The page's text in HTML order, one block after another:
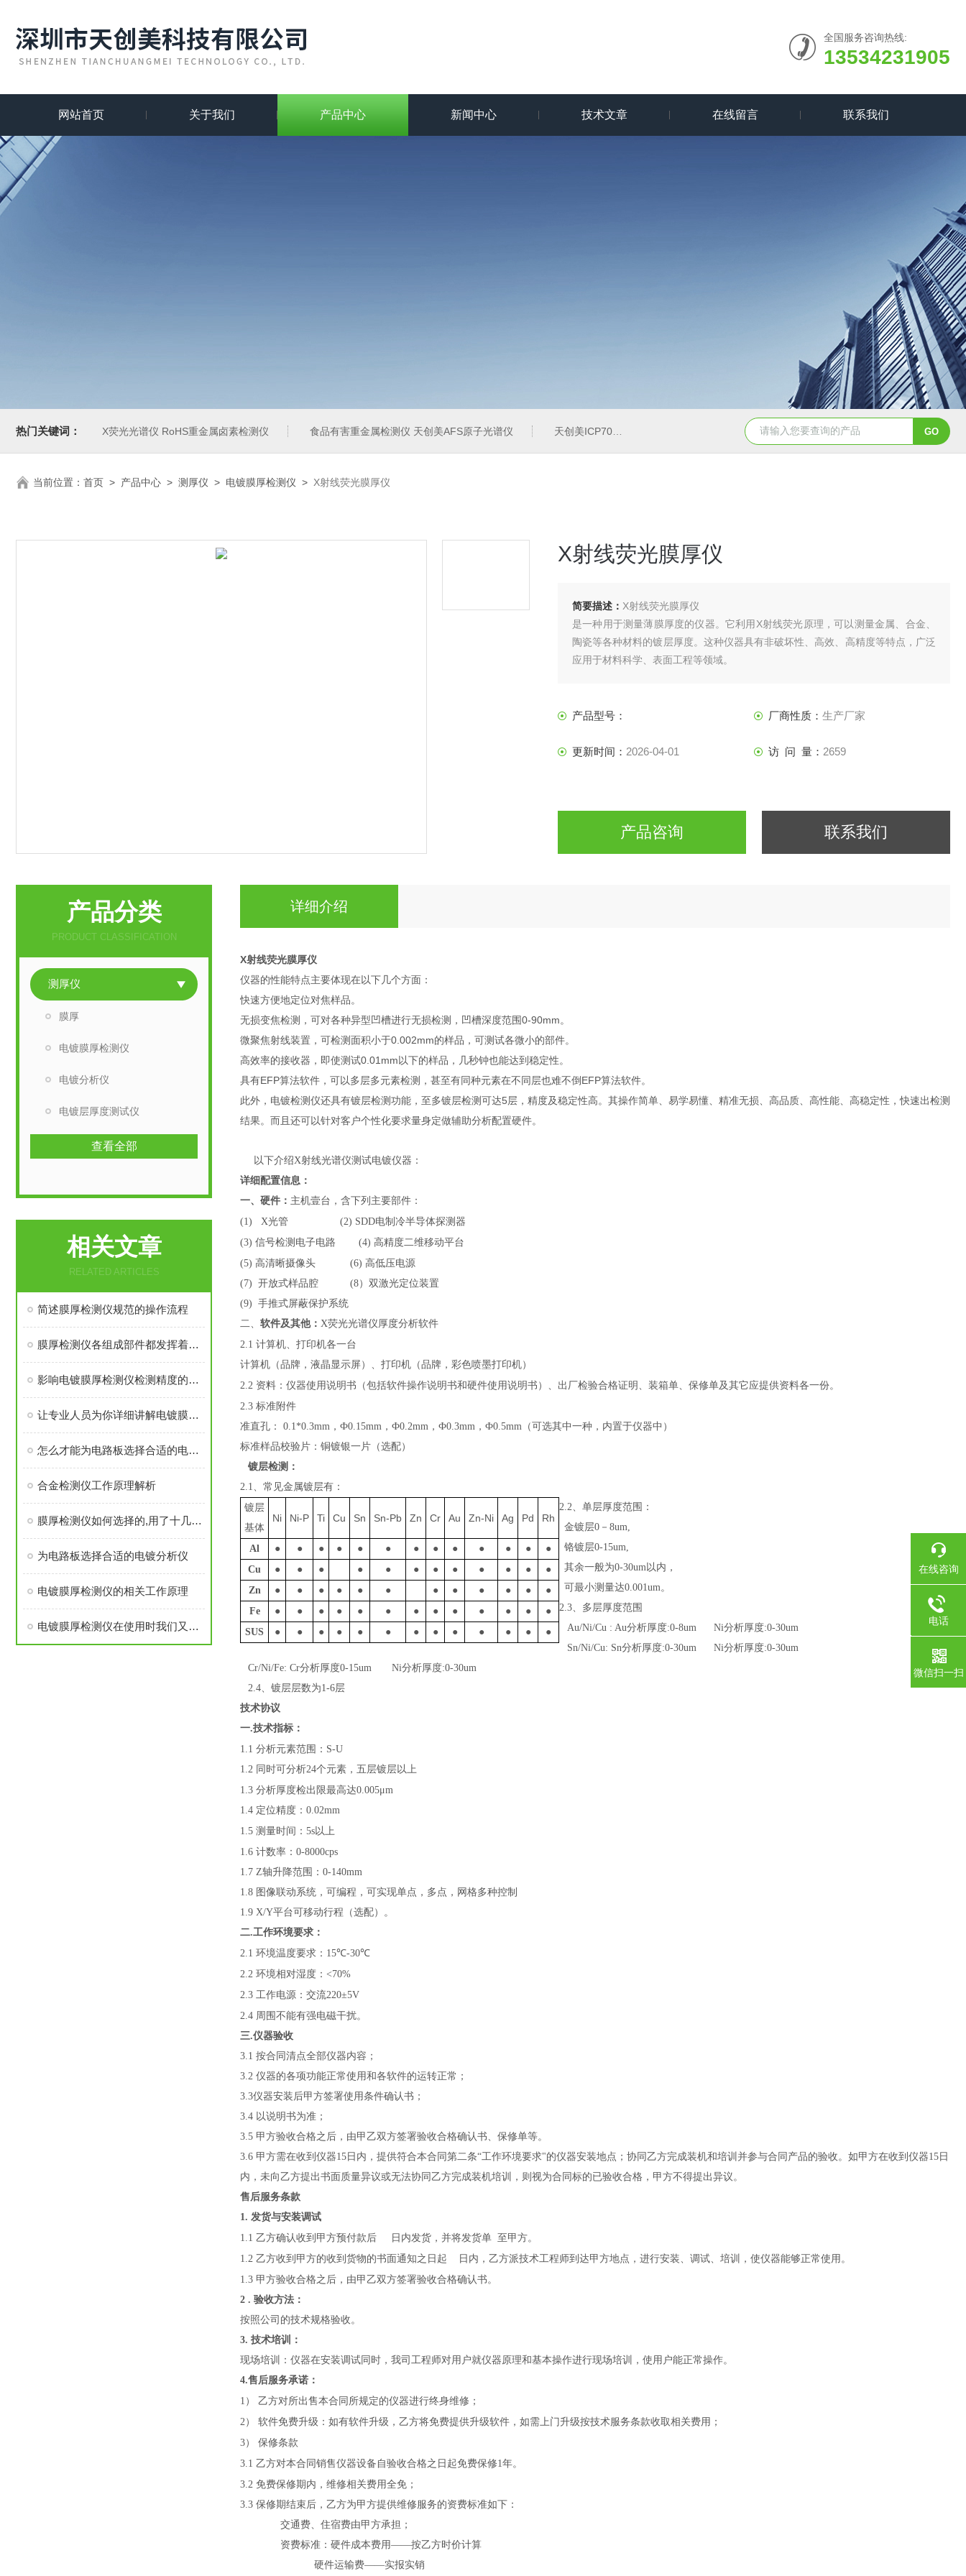
全国服务咨询热线:
13534231905
网站首页 关于我们 产品中心 新闻中心 技术文章 在线留言 联系我们
热门关键词： X荧光光谱仪 RoHS重金属卤素检测仪 食品有害重金属检测仪 天创美AFS原子光谱仪 天创美ICP700T电镀液中金属元素含量检测仪 天创美EDX1800电镀镀层厚度检测仪
当前位置： 首页 > 产品中心 > 测厚仪 > 电镀膜厚检测仪 > X射线荧光膜厚仪
X射线荧光膜厚仪
简要描述： X射线荧光膜厚仪
是一种用于测量薄膜厚度的仪器。它利用X射线荧光原理，可以测量金属、合金、
陶瓷等各种材料的镀层厚度。这种仪器具有非破坏性、高效、高精度等特点，广泛
应用于材料科学、表面工程等领域。
产品型号： 厂商性质： 生产厂家
更新时间： 2026-04-01 访 问 量： 2659
产品咨询 联系我们
产品分类
PRODUCT CLASSIFICATION
测厚仪
膜厚
电镀膜厚检测仪
电镀分析仪
电镀层厚度测试仪
查看全部
相关文章
RELATED ARTICLES
简述膜厚检测仪规范的操作流程
膜厚检测仪各组成部件都发挥着重要功能
影响电镀膜厚检测仪检测精度的因素有哪些
让专业人员为你详细讲解电镀膜厚检测仪的工作原理
怎么才能为电路板选择合适的电镀分析仪
合金检测仪工作原理解析
膜厚检测仪如何选择的,用了十几年你不一会买
为电路板选择合适的电镀分析仪
电镀膜厚检测仪的相关工作原理
电镀膜厚检测仪在使用时我们又该注意哪些事项呢？
详细介绍
X射线荧光膜厚仪
仪器的性能特点主要体现在以下几个方面：
快速方便地定位对焦样品。
无损变焦检测，可对各种异型凹槽进行无损检测，凹槽深度范围0-90mm。
微聚焦射线装置，可检测面积小于0.002mm的样品，可测试各微小的部件。
高效率的接收器，即使测试0.01mm以下的样品，几秒钟也能达到稳定性。
具有EFP算法软件，可以多层多元素检测，甚至有同种元素在不同层也难不倒EFP算法软件。
此外，电镀检测仪还具有镀层检测功能，至多镀层检测可达5层，精度及稳定性高。其操作简单、易学易懂、精准无损、高品质、高性能、高稳定性，快速出检测
结果。而且还可以针对客户个性化要求量身定做辅助分析配置硬件。
以下介绍X射线光谱仪测试电镀仪器：
详细配置信息：
一、硬件： 主机壹台，含下列主要部件：
(1) X光管 (2) SDD电制冷半导体探测器
(3) 信号检测电子电路 (4) 高精度二维移动平台
(5) 高清晰摄像头 (6) 高低压电源
(7) 开放式样品腔 (8）双激光定位装置
(9) 手推式屏蔽保护系统
二、 软件及其他： X荧光光谱仪厚度分析软件
2.1 计算机、打印机各一台
计算机（品牌，液晶显示屏）、打印机（品牌，彩色喷墨打印机）
2.2 资料：仪器使用说明书（包括软件操作说明书和硬件使用说明书）、出厂检验合格证明、装箱单、保修单及其它应提供资料各一份。
2.3 标准附件
准直孔： 0.1*0.3mm ， Ф0.15mm ， Ф0.2mm ， Ф0.3mm ， Ф0.5mm （可选其中一种，内置于仪器中）
标准样品校验片：铜镀银一片（选配）
镀层检测：
2.1、常见金属镀层有：
镀层
基体
Ni Ni-P Ti Cu Sn Sn-Pb Zn Cr Au Zn-Ni Ag Pd Rh
Al ● ● ● ● ● ● ● ● ● ● ● ●
●
Cu
● ● ● ● ● ● ● ● ● ● ●
●
Zn
● ● ● ● ● ● ● ● ● ● ●
●
Fe
● ● ● ● ● ● ● ● ● ● ● ●
●
SUS
● ● ● ● ● ● ● ● ● ● ● ● ●
2.2、单层厚度范围：
金镀层0－8um,
铬镀层0-15um,
其余一般为0-30um以内，
可最小测量达0.001um。
2.3、多层厚度范围
Au/Ni/Cu : Au分析厚度:0-8um Ni分析厚度:0-30um
Sn/Ni/Cu: Sn分析厚度:0-30um Ni分析厚度:0-30um
Cr/Ni/Fe: Cr分析厚度0-15um Ni分析厚度:0-30um
2.4、镀层层数为1-6层
技术协议
一.技术指标：
1.1 分析元素范围： S-U
1.2 同时可分析24个元素，五层镀层以上
1.3 分析厚度检出限最高达0.005μm
1.4 定位精度： 0.02mm
1.5 测量时间： 5s以上
1.6 计数率： 0-8000cps
1.7 Z轴升降范围： 0-140mm
1.8 图像联动系统，可编程，可实现单点，多点，网格多种控制
1.9 X/Y平台可移动行程（选配）。
二.工作环境要求：
2.1 环境温度要求： 15℃-30℃
2.2 环境相对湿度： <70%
2.3 工作电源：交流220±5V
2.4 周围不能有强电磁干扰。
三.仪器验收
3.1 按合同清点全部仪器内容；
3.2 仪器的各项功能正常使用和各软件的运转正常；
3.3仪器安装后甲方签署使用条件确认书；
3.4 以说明书为准；
3.5 甲方验收合格之后，由甲乙双方签署验收合格确认书、保修单等。
3.6 甲方需在收到仪器15 日内，提供符合本合同第二条“工作环境要求"的仪器安装地点；协同乙方完成装机和培训并参与合同产品的验收。如甲方在收到仪器15 日
内，未向乙方提出书面质量异议或无法协同乙方完成装机培训，则视为合同标的已验收合格，甲方不得提出异议。
售后服务条款
1. 发货与安装调试
1.1 乙方确认收到甲方预付款后 日内发货，并将发货单 至甲方。
1.2 乙方收到甲方的收到货物的书面通知之日起 日内，乙方派技术工程师到达甲方地点，进行安装、调试、培训，使仪器能够正常使用。
1.3 甲方验收合格之后，由甲乙双方签署验收合格确认书。
2 . 验收方法：
按照公司的技术规格验收。
3. 技术培训：
现场培训：仪器在安装调试同时，我司工程师对用户就仪器原理和基本操作进行现场培训，使用户能正常操作。
4.售后服务承诺：
1 ）
乙方对所出售本合同所规定的仪器进行终身维修；
2）
软件免费升级：如有软件升级，乙方将免费提供升级软件，如需上门升级按技术服务条款收取相关费用；
3）
保修条款
3.1 乙方对本合同销售仪器设备自验收合格之日起免费保修1年。
3.2 免费保修期内，维修相关费用全免；
3.3 保修期结束后，乙方为甲方提供维修服务的资费标准如下：
交通费、住宿费由甲方承担；
资费标准：硬件成本费用——按乙方时价计算
硬件运输费——实报实销
在线咨询
电话
微信扫一扫